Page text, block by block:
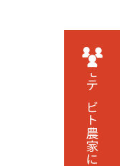
モテビト農家に